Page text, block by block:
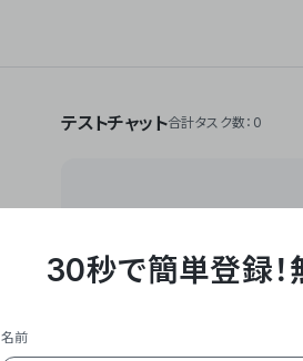
テストチャット合計タスク数：0
**Yoom株式会社は、
API・RPA・OCRなど
作業やデスクワーク
30秒で簡単登録！
名前